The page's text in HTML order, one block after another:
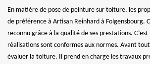
En matière de pose de peinture sur toiture, les
de préférence à Artisan Reinhard à Folgensbourg.
reconnu grâce à la qualité de ses prestations.
réalisations sont conformes aux normes. Avant
évaluer la toiture. Il prend en charge les travaux